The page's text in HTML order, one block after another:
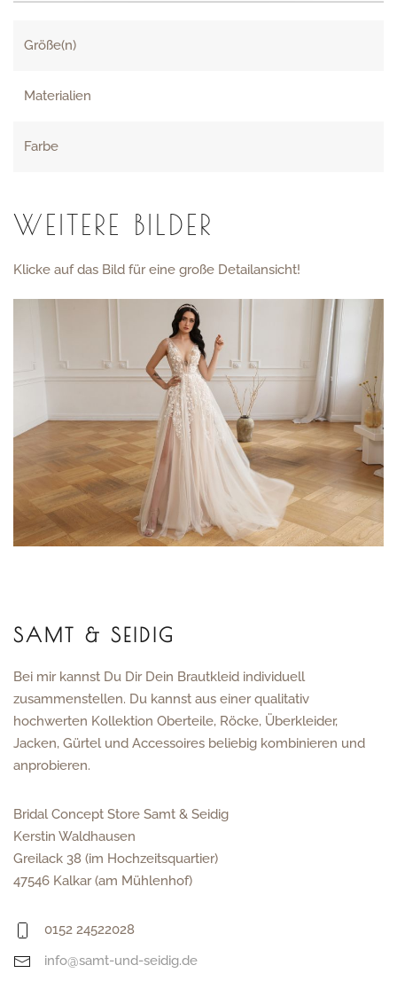
Größe(n)
Materialien
Farbe
WEITERE BILDER
Klicke auf das Bild für eine große Detailansicht!
SAMT & SEIDIG
Bei mir kannst Du Dir Dein Brautkleid individuell
zusammenstellen. Du kannst aus einer qualitativ
hochwerten Kollektion Oberteile, Röcke, Überkleider,
Jacken, Gürtel und Accessoires beliebig kombinieren und
anprobieren.
Bridal Concept Store Samt & Seidig
Kerstin Waldhausen
Greilack 38 (im Hochzeitsquartier)
47546 Kalkar (am Mühlenhof)
0152 24522028
info@samt-und-seidig.de